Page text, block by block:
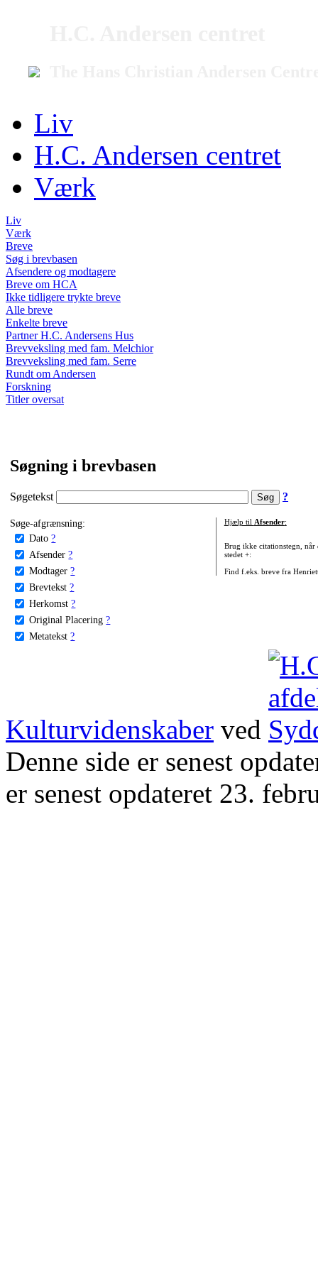
Liv
H.C. Andersen centret
Værk
Liv
Værk
Breve
Søg i brevbasen
Afsendere og modtagere
Breve om HCA
Ikke tidligere trykte breve
Alle breve
Enkelte breve
Partner H.C. Andersens Hus
Brevveksling med fam. Melchior
Brevveksling med fam. Serre
Rundt om Andersen
Forskning
Titler oversat
Søgning i brevbasen
Søgetekst ?
Søge-afgrænsning:
Dato ?
Afsender ?
Modtager ?
Brevtekst ?
Herkomst ?
Original Placering ?
Metatekst ?
Hjælp til Afsender:
Brug ikke citationstegn, når
stedet +:
Find f.eks. breve fra
Kulturvidenskaber ved
Denne side er senest
er senest opdateret 23.